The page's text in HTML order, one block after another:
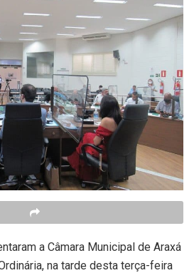
a Câmara Municipal de Araxá
na tarde desta terça-feira